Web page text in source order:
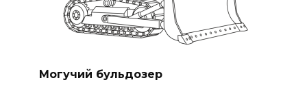
Могучий бульдозер